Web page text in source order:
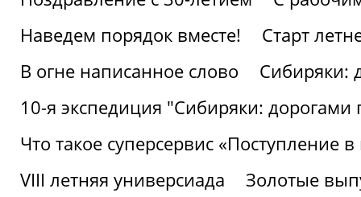
Наведем порядок вместе!
Старт
В огне написанное слово
Сибиряки:
10-я экспедиция "Сибиряки: дорогами
Что такое суперсервис «Поступление
VIII летняя универсиада
Золотые